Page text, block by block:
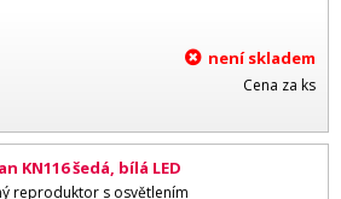
není skladem
Cena za ks
KN116 šedá, bílá LED
reproduktor s osvětlením